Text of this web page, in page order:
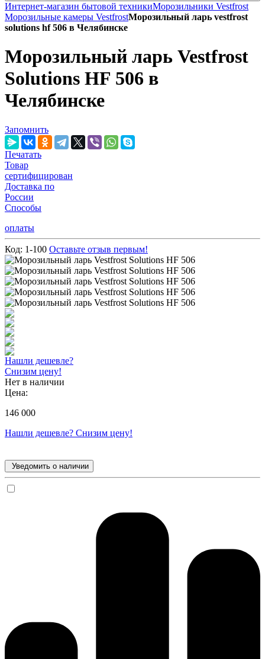
Интернет-магазин бытовой техникиМорозильники Vestfrost
Морозильные камеры VestfrostМорозильный ларь vestfrost
solutions hf 506 в Челябинске
Морозильный ларь Vestfrost
Solutions HF 506 в
Челябинске
Запомнить
Печатать
Товар
сертифицирован
Доставка по
России
Способы
оплаты
Код: 1-100 Оставьте отзыв первым!
Нашли дешевле?
Снизим цену!
Нет в наличии
Цена:
146 000
Нашли дешевле? Снизим цену!
Уведомить о наличии